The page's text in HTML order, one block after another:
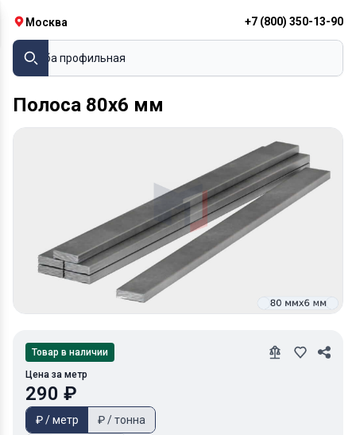
Москва +7 (800) 350-13-90
Труба профильная
Полоса 80х6 мм
Товар в наличии
Цена за метр
290 ₽
₽ / метр ₽ / тонна